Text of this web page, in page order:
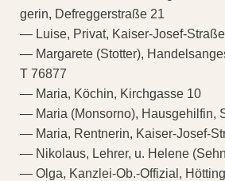
gerin, Defreggerstraße 21
— Luise, Privat, Kaiser-Josef-
— Margarete (Stotter),
T 76877
— Maria, Köchin, Kirchgasse 10
— Maria (Monsorno), Hausgehilfin,
— Maria, Rentnerin, Kaiser-Josef-
— Nikolaus, Lehrer, u. Helene
— Olga, Kanzlei-Ob.-Offizial,